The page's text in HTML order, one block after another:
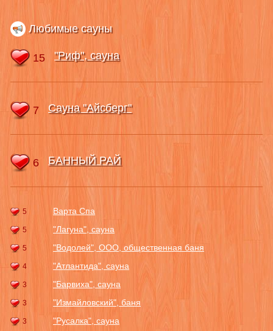
Любимые сауны
"Риф", сауна
15
Сауна "Айсберг"
7
БАННЫЙ РАЙ
6
5 Варта Спа
5 "Лагуна", сауна
5 "Водолей", ООО, общественная баня
4 "Атлантида", сауна
3 "Барвиха", сауна
3 "Измайловский", баня
3 "Русалка", сауна